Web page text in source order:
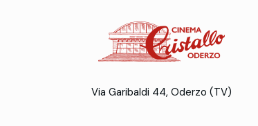
Via Garibaldi 44, Oderzo (TV)